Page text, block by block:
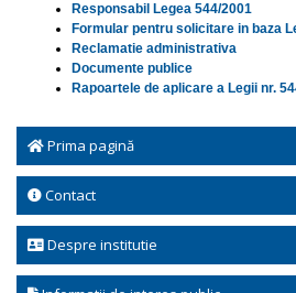
Prima pagină
Contact
Despre institutie
Responsabil Legea 544/2001
Formular pentru solicitare in baza
Reclamatie administrativa
Documente publice
Rapoartele de aplicare a Legii nr.